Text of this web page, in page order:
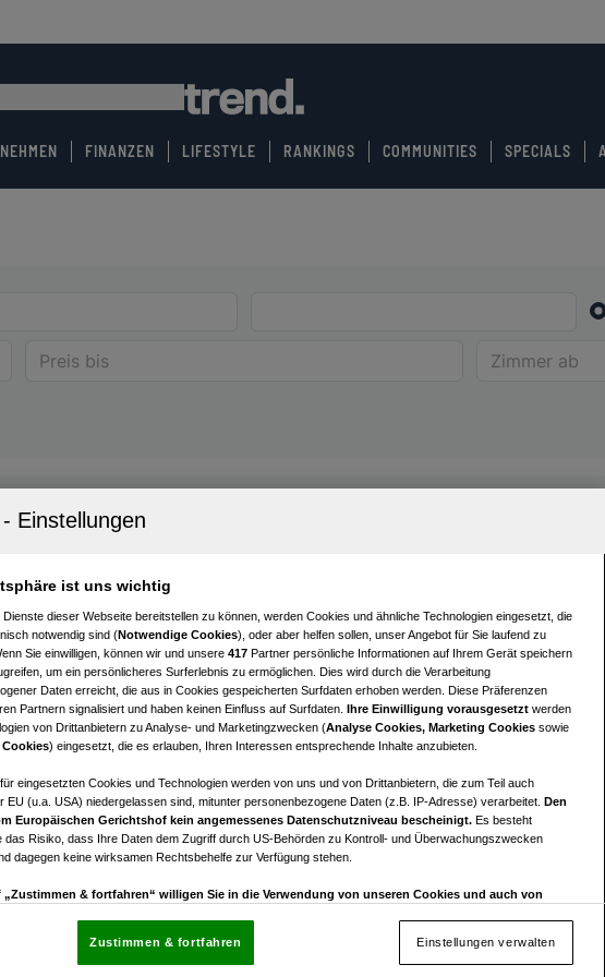
FINANZEN LIFESTYLE RANKINGS COMMUNITIES SPECIALS
Zi-Wohnung in Spitz mit Balkon, neuwertig
Zimmer
an der Donau
2
Zimmer
€ 179.000,00
Kaufpreis
ist uns wichtig
Dienste dieser Webseite bereitstellen zu können, werden Cookies und ähnliche Technologien eingesetzt, die
notwendig sind (Notwendige Cookies), oder aber helfen sollen, unser Angebot für Sie laufend zu
Sie einwilligen, können wir und unsere 417 Partner persönliche Informationen auf Ihrem Gerät speichern
um ein persönlicheres Surferlebnis zu ermöglichen. Dies wird durch die Verarbeitung
Daten erreicht, die aus in Cookies gespeicherten Surfdaten erhoben werden. Diese Präferenzen
Partnern signalisiert und haben keinen Einfluss auf Surfdaten. Ihre Einwilligung vorausgesetzt werden
von Drittanbietern zu Analyse- und Marketingzwecken (Analyse Cookies, Marketing Cookies sowie
) eingesetzt, die es erlauben, Ihren Interessen entsprechende Inhalte anzubieten.
eingesetzten Cookies und Technologien werden von uns und von Drittanbietern, die zum Teil auch
EU (u.a. USA) niedergelassen sind, mitunter personenbezogene Daten (z.B. IP-Adresse) verarbeitet. Den
Europäischen Gerichtshof kein angemessenes Datenschutzniveau bescheinigt. Es besteht
das Risiko, dass Ihre Daten dem Zugriff durch US-Behörden zu Kontroll- und Überwachungszwecken
dagegen keine wirksamen Rechtsbehelfe zur Verfügung stehen.
„Zustimmen & fortfahren“ willigen Sie in die Verwendung von unseren Cookies und auch von
die sich auf jeder Seite unten im Footer befinden.
Einstellungen verwalten
Zustimmen & fortfahren